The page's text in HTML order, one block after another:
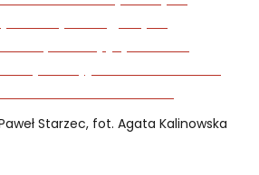
Starzec, fot. Agata Kalinowska